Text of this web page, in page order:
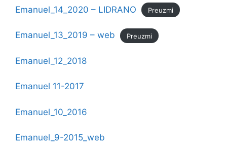
Emanuel_14_2020 – LIDRANO Preuzmi
Emanuel_13_2019 – web Preuzmi
Emanuel_12_2018
Emanuel 11-2017
Emanuel_10_2016
Emanuel_9-2015_web